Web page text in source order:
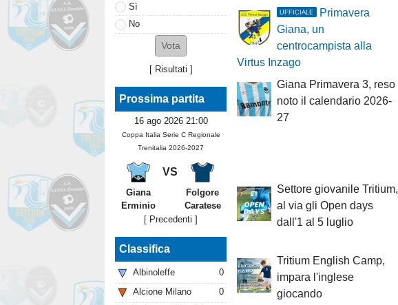
Sì
No
[ Risultati ]
Prossima partita
16 ago 2026 21:00
Coppa Italia Serie C Regionale
Trenitalia 2026-2027
VS
Giana
Erminio
Folgore
Caratese
[ Precedenti ]
Classifica
Albinoleffe
0
Alcione Milano
0
UFFICIALE
Primavera
Giana, un
centrocampista alla
Virtus Inzago
Giana Primavera 3, reso
noto il calendario 2026-
27
Settore giovanile Tritium,
al via gli Open days
dall'1 al 5 luglio
Tritium English Camp,
impara l'inglese
giocando